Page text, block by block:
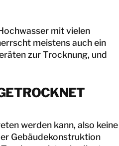
mit vielen
meistens auch ein
zur Trocknung, und
werden kann, also keine
Gebäudekonstruktion